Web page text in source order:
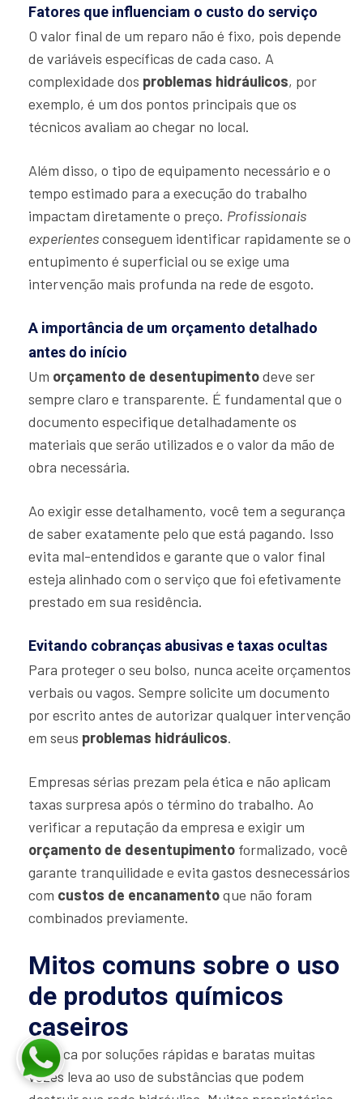
Fatores que influenciam o custo do serviço
O valor final de um reparo não é fixo, pois depende
de variáveis específicas de cada caso. A
complexidade dos problemas hidráulicos, por
exemplo, é um dos pontos principais que os
técnicos avaliam ao chegar no local.
Além disso, o tipo de equipamento necessário e o
tempo estimado para a execução do trabalho
impactam diretamente o preço. Profissionais
experientesconseguem identificar rapidamente se o
entupimento é superficial ou se exige uma
intervenção mais profunda na rede de esgoto.
A importância de um orçamento detalhado
antes do início
Um orçamento de desentupimentodeve ser
sempre claro e transparente. É fundamental que o
documento especifique detalhadamente os
materiais que serão utilizados e o valor da mão de
obra necessária.
Ao exigir esse detalhamento, você tem a segurança
de saber exatamente pelo que está pagando. Isso
evita mal-entendidos e garante que o valor final
esteja alinhado com o serviço que foi efetivamente
prestado em sua residência.
Evitando cobranças abusivas e taxas ocultas
Para proteger o seu bolso, nunca aceite orçamentos
verbais ou vagos. Sempre solicite um documento
por escrito antes de autorizar qualquer intervenção
em seus problemas hidráulicos.
Empresas sérias prezam pela ética e não aplicam
taxas surpresa após o término do trabalho. Ao
verificar a reputação da empresa e exigir um
orçamento de desentupimento formalizado, você
garante tranquilidade e evita gastos desnecessários
com custos de encanamentoque não foram
combinados previamente.
Mitos comuns sobre o uso
de produtos químicos
caseiros
A busca por soluções rápidas e baratas muitas
vezes leva ao uso de substâncias que podem